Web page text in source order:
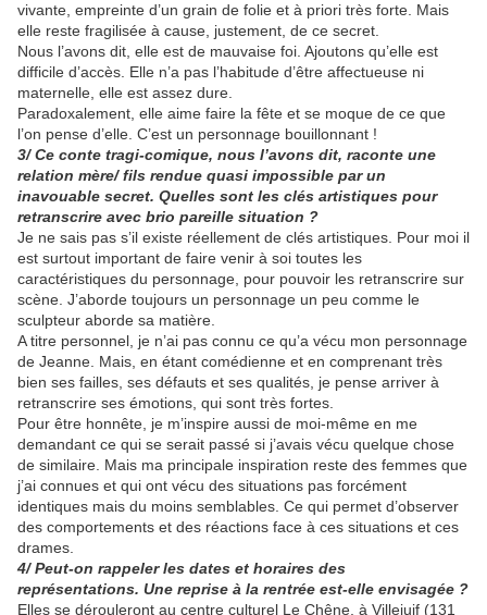
vivante, empreinte d’un grain de folie et à priori très forte. Mais
elle reste fragilisée à cause, justement, de ce secret.
Nous l’avons dit, elle est de mauvaise foi. Ajoutons qu’elle est
difficile d’accès. Elle n’a pas l’habitude d’être affectueuse ni
maternelle, elle est assez dure.
Paradoxalement, elle aime faire la fête et se moque de ce que
l’on pense d’elle. C’est un personnage bouillonnant !
3/ Ce conte tragi-comique, nous l’avons dit, raconte une
relation mère/ fils rendue quasi impossible par un
inavouable secret. Quelles sont les clés artistiques pour
retranscrire avec brio pareille situation ?
Je ne sais pas s’il existe réellement de clés artistiques. Pour moi il
est surtout important de faire venir à soi toutes les
caractéristiques du personnage, pour pouvoir les retranscrire sur
scène. J’aborde toujours un personnage un peu comme le
sculpteur aborde sa matière.
A titre personnel, je n’ai pas connu ce qu’a vécu mon personnage
de Jeanne. Mais, en étant comédienne et en comprenant très
bien ses failles, ses défauts et ses qualités, je pense arriver à
retranscrire ses émotions, qui sont très fortes.
Pour être honnête, je m’inspire aussi de moi-même en me
demandant ce qui se serait passé si j’avais vécu quelque chose
de similaire. Mais ma principale inspiration reste des femmes que
j’ai connues et qui ont vécu des situations pas forcément
identiques mais du moins semblables. Ce qui permet d’observer
des comportements et des réactions face à ces situations et ces
drames.
4/ Peut-on rappeler les dates et horaires des
représentations. Une reprise à la rentrée est-elle envisagée ?
Elles se dérouleront au centre culturel Le Chêne, à Villejuif (131